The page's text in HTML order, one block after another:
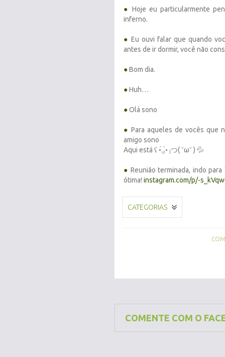
● Hoje eu particularmente
inferno.
● Eu ouvi falar que quando
antes de ir dormir, você não
●Bom dia.
●Huh…
●Olá sono
● Para aqueles de vocês que
amigo sono
Aqui está ʕ •́؈•̀ ₎つ( ˘ω˘ ) 💦
● Reunião terminada, indo
ótima! instagram.com/p/-
CATEGORIAS
COMENTE COM O